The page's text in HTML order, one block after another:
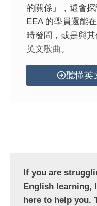
的關係」，還會探
EEA 的學員還能
時發問，或是與
英文歌曲。
聽懂英
If you are
English learning,
here to help you.